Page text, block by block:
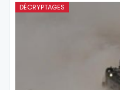
DÉCRYPTAGES